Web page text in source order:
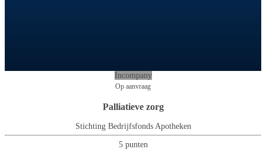
Incompany
Op aanvraag
Palliatieve zorg
Stichting Bedrijfsfonds Apotheken
5 punten